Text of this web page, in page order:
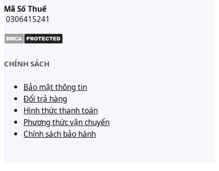
Mã Số Thuế
0306415241
CHÍNH SÁCH
Bảo mật thông tin
Đổi trả hàng
Hình thức thanh toán
Phương thức vận chuyển
Chính sách bảo hành